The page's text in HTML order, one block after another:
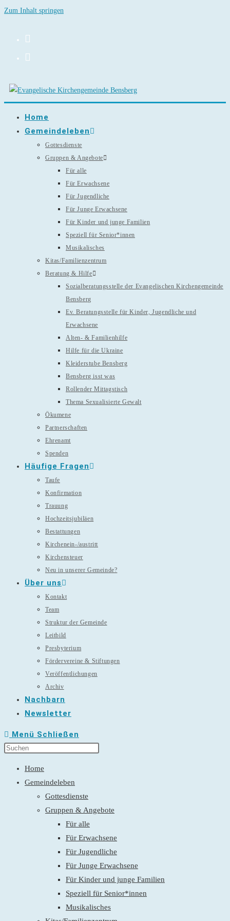
Zum Inhalt springen
Home
Gemeindeleben
Gottesdienste
Gruppen & Angebote
Für alle
Für Erwachsene
Für Jugendliche
Für Junge Erwachsene
Für Kinder und junge Familien
Speziell für Senior*innen
Musikalisches
Kitas/Familienzentrum
Beratung & Hilfe
Sozialberatungsstelle der Evangelischen Kirchengemeinde
Bensberg
Ev. Beratungsstelle für Kinder, Jugendliche und
Erwachsene
Alten- & Familienhilfe
Hilfe für die Ukraine
Kleiderstube Bensberg
Bensberg isst was
Rollender Mittagstisch
Thema Sexualisierte Gewalt
Ökumene
Partnerschaften
Ehrenamt
Spenden
Häufige Fragen
Taufe
Konfirmation
Trauung
Hochzeitsjubiläen
Bestattungen
Kirchenein-/austritt
Kirchensteuer
Neu in unserer Gemeinde?
Über uns
Kontakt
Team
Struktur der Gemeinde
Leitbild
Presbyterium
Fördervereine & Stiftungen
Veröffentlichungen
Archiv
Nachbarn
Newsletter
Menü Schließen
Home
Gemeindeleben
Gottesdienste
Gruppen & Angebote
Für alle
Für Erwachsene
Für Jugendliche
Für Junge Erwachsene
Für Kinder und junge Familien
Speziell für Senior*innen
Musikalisches